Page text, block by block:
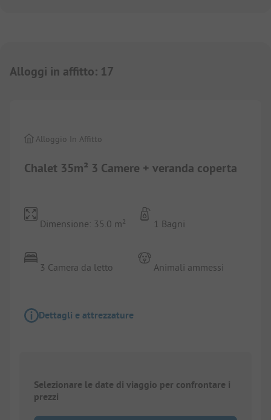
Alloggi in affitto: 17
Chalet 35m² 3 Camere + veranda coperta
Alloggio In Affitto
Dimensione: 35.0 m²
3 Camera da letto
1 Bagni
Animali ammessi
Dettagli e attrezzature
Selezionare le date di viaggio per confrontare i
prezzi